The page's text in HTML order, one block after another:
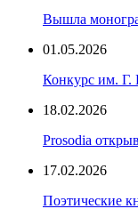
Вышла
01.05.2026
Конкурс им.
18.02.2026
Prosodia
17.02.2026
Поэтические